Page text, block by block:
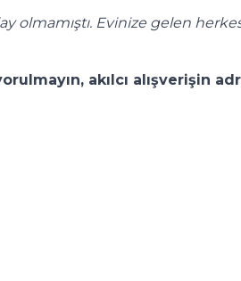
olmamıştı. Evinize gelen
akılcı alışverişin